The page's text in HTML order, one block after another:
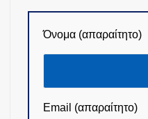
Όνομα (απαραίτητο)
Email (απαραίτητο)